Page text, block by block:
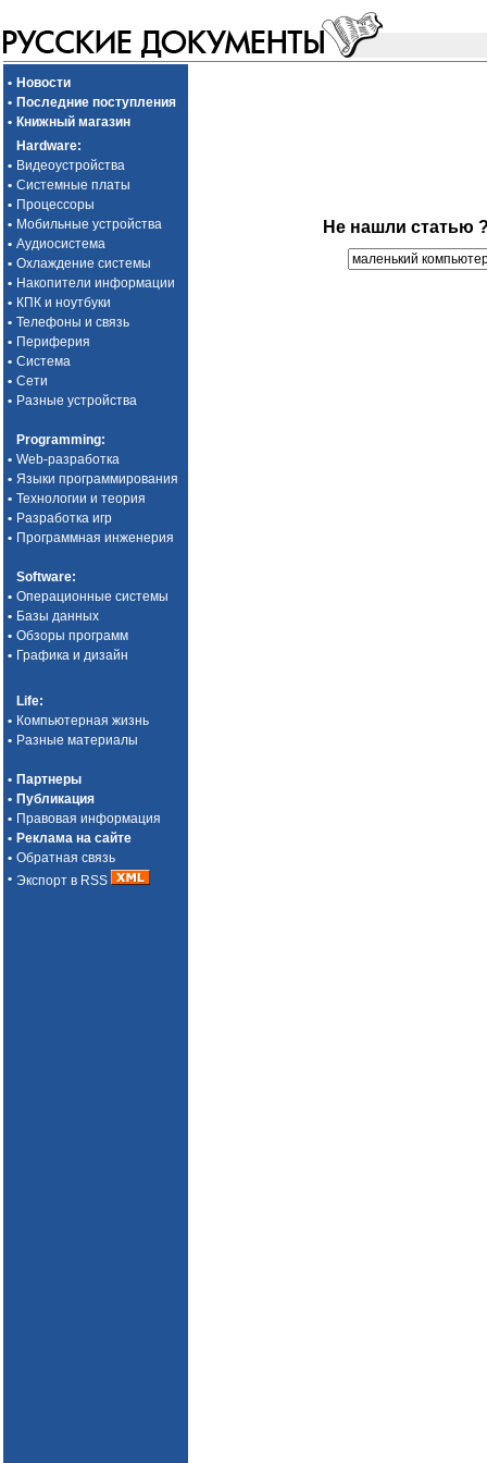
• Новости
• Последние поступления
• Книжный магазин
Hardware:
• Видеоустройства
• Системные платы
• Процессоры
• Мобильные устройства
• Аудиосистема
• Охлаждение системы
• Накопители информации
• КПК и ноутбуки
• Телефоны и связь
• Периферия
• Система
• Сети
• Разные устройства
Programming:
• Web-разработка
• Языки программирования
• Технологии и теория
• Разработка игр
• Программная инженерия
Software:
• Операционные системы
• Базы данных
• Обзоры программ
• Графика и дизайн
Life:
• Компьютерная жизнь
• Разные материалы
• Партнеры
• Публикация
• Правовая информация
• Реклама на сайте
• Обратная связь
• Экспорт в RSS
Не нашли статью